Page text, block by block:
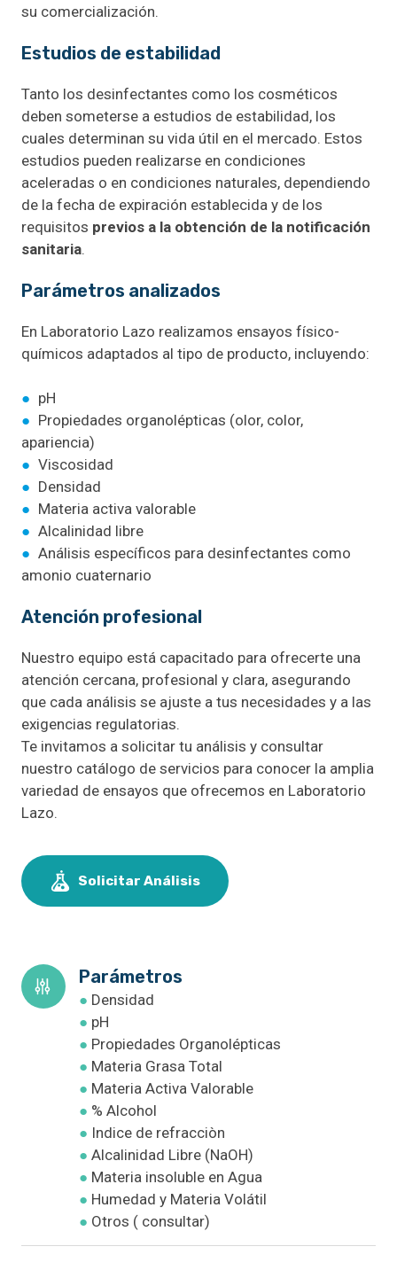
su comercialización.
Estudios de estabilidad
Tanto los desinfectantes como los cosméticos
deben someterse a estudios de estabilidad, los
cuales determinan su vida útil en el mercado. Estos
estudios pueden realizarse en condiciones
aceleradas o en condiciones naturales, dependiendo
de la fecha de expiración establecida y de los
requisitos previos a la obtención de la notificación
sanitaria.
Parámetros analizados
En Laboratorio Lazo realizamos ensayos físico-
químicos adaptados al tipo de producto, incluyendo:
● pH
● Propiedades organolépticas (olor, color,
apariencia)
● Viscosidad
● Densidad
● Materia activa valorable
● Alcalinidad libre
● Análisis específicos para desinfectantes como
amonio cuaternario
Atención profesional
Nuestro equipo está capacitado para ofrecerte una
atención cercana, profesional y clara, asegurando
que cada análisis se ajuste a tus necesidades y a las
exigencias regulatorias.
Te invitamos a solicitar tu análisis y consultar
nuestro catálogo de servicios para conocer la amplia
variedad de ensayos que ofrecemos en Laboratorio
Lazo.
Solicitar Análisis
Parámetros
● Densidad
● pH
● Propiedades Organolépticas
● Materia Grasa Total
● Materia Activa Valorable
● % Alcohol
● Indice de refracciòn
● Alcalinidad Libre (NaOH)
● Materia insoluble en Agua
● Humedad y Materia Volátil
● Otros ( consultar)